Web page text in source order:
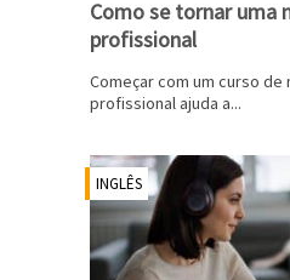
Como se tornar uma
profissional
Começar com um curso de
profissional ajuda a...
INGLÊS